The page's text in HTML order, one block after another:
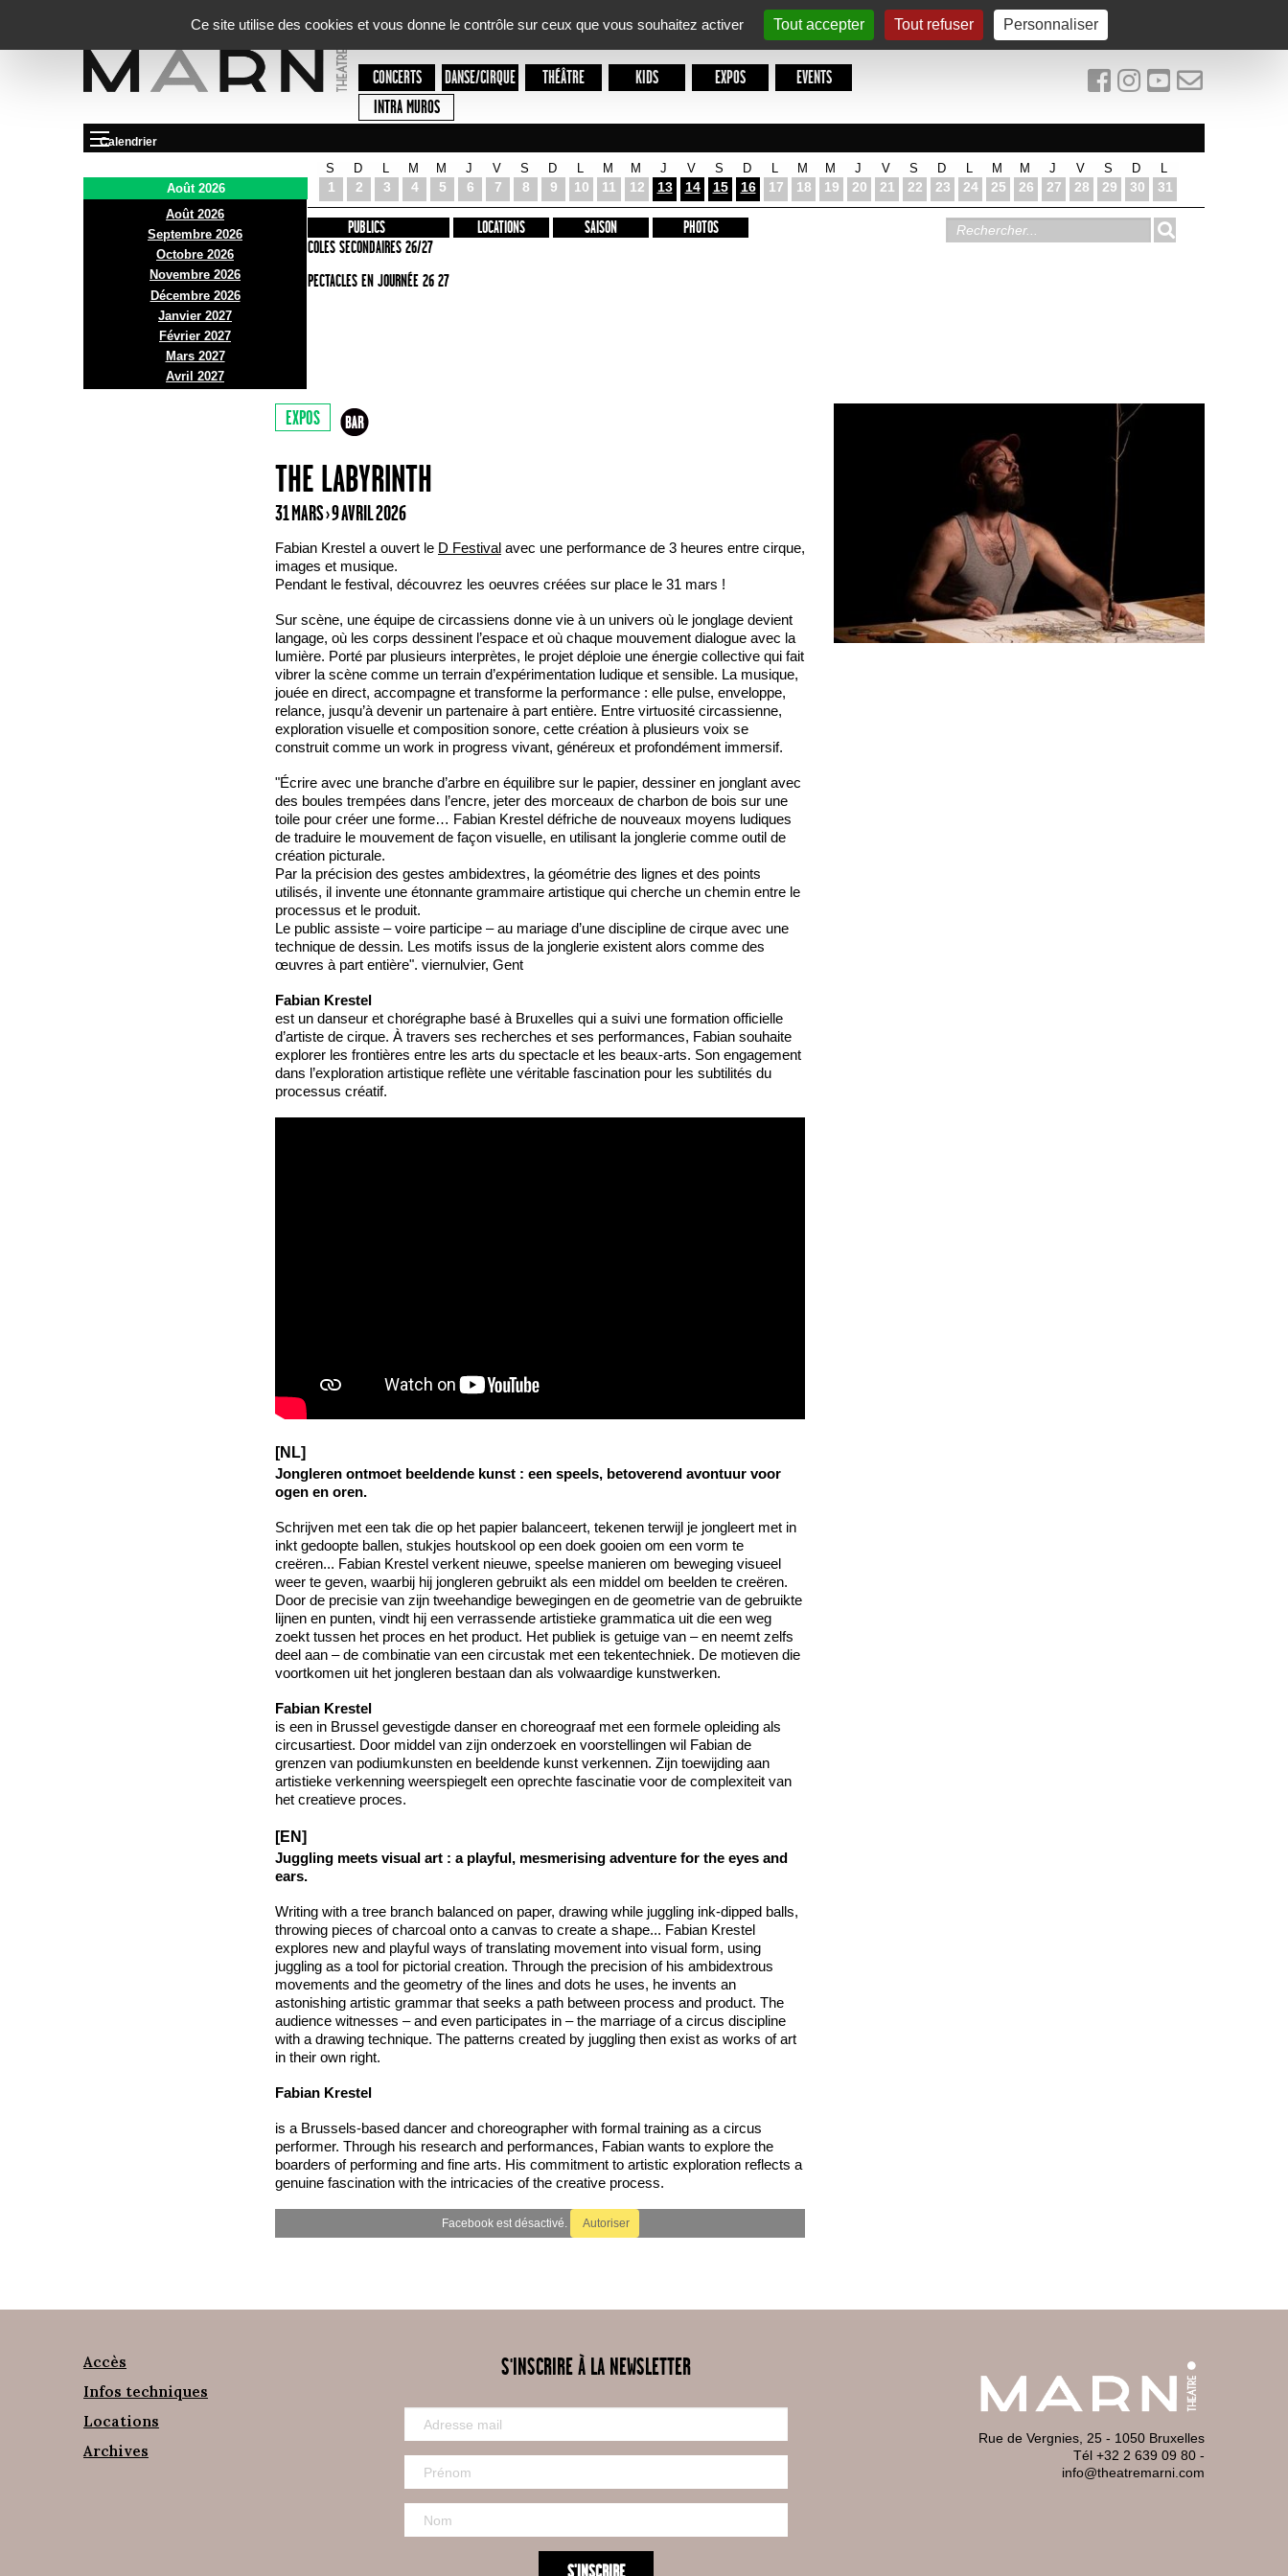
Ce site utilise des cookies et vous donne le contrôle sur ceux que vous souhaitez activer
Tout accepter Tout refuser Personnaliser
CONCERTS DANSE/CIRQUE THÉÂTRE KIDS EXPOS
EVENTS
INTRA MUROS
Calendrier
Août 2026
Août 2026
Septembre 2026
Octobre 2026
Novembre 2026
Décembre 2026
Janvier 2027
Février 2027
Mars 2027
Avril 2027
S
1
D
2 3
M
4
M
5
J
6
V
7
S
8
D
9 10
M
11
M
12
J
13
V
14
S
15
D
16 17
M
18
M
19
J
20
V
21
S
22
D
23 24
M
25
M
26
J
27
V
28
S
29
D
30 31
PRÉSENTATION
INFOS PRATIQUES
ACCES
BAR ET BISTRO
BILLETTERIE
PUBLICS
ECOLES SECONDAIRES 26/27
SPECTACLES EN JOURNÉE 26 27
LOCATIONS SAISON PHOTOS
EXPOS
THE LABYRINTH
31 MARS › 9 AVRIL 2026
Fabian Krestel a ouvert le D Festival avec une performance de 3 heures entre cirque,
images et musique.
Pendant le festival, découvrez les oeuvres créées sur place le 31 mars !
Sur scène, une équipe de circassiens donne vie à un univers où le jonglage devient
langage, où les corps dessinent l’espace et où chaque mouvement dialogue avec la
lumière. Porté par plusieurs interprètes, le projet déploie une énergie collective qui fait
vibrer la scène comme un terrain d’expérimentation ludique et sensible. La musique,
jouée en direct, accompagne et transforme la performance : elle pulse, enveloppe,
relance, jusqu’à devenir un partenaire à part entière. Entre virtuosité circassienne,
exploration visuelle et composition sonore, cette création à plusieurs voix se
construit comme un work in progress vivant, généreux et profondément immersif.
"Écrire avec une branche d’arbre en équilibre sur le papier, dessiner en jonglant avec
des boules trempées dans l’encre, jeter des morceaux de charbon de bois sur une
toile pour créer une forme… Fabian Krestel défriche de nouveaux moyens ludiques
de traduire le mouvement de façon visuelle, en utilisant la jonglerie comme outil de
création picturale.
Par la précision des gestes ambidextres, la géométrie des lignes et des points
utilisés, il invente une étonnante grammaire artistique qui cherche un chemin entre le
processus et le produit.
Le public assiste – voire participe – au mariage d’une discipline de cirque avec une
technique de dessin. Les motifs issus de la jonglerie existent alors comme des
œuvres à part entière". viernulvier, Gent
Fabian Krestel
est un danseur et chorégraphe basé à Bruxelles qui a suivi une formation officielle
d’artiste de cirque. À travers ses recherches et ses performances, Fabian souhaite
explorer les frontières entre les arts du spectacle et les beaux-arts. Son engagement
dans l’exploration artistique reflète une véritable fascination pour les subtilités du
processus créatif.
[NL]
Jongleren ontmoet beeldende kunst : een speels, betoverend avontuur voor
ogen en oren.
Schrijven met een tak die op het papier balanceert, tekenen terwijl je jongleert met in
inkt gedoopte ballen, stukjes houtskool op een doek gooien om een vorm te
creëren... Fabian Krestel verkent nieuwe, speelse manieren om beweging visueel
weer te geven, waarbij hij jongleren gebruikt als een middel om beelden te creëren.
Door de precisie van zijn tweehandige bewegingen en de geometrie van de gebruikte
lijnen en punten, vindt hij een verrassende artistieke grammatica uit die een weg
zoekt tussen het proces en het product. Het publiek is getuige van – en neemt zelfs
deel aan – de combinatie van een circustak met een tekentechniek. De motieven die
voortkomen uit het jongleren bestaan dan als volwaardige kunstwerken.
Fabian Krestel
is een in Brussel gevestigde danser en choreograaf met een formele opleiding als
circusartiest. Door middel van zijn onderzoek en voorstellingen wil Fabian de
grenzen van podiumkunsten en beeldende kunst verkennen. Zijn toewijding aan
artistieke verkenning weerspiegelt een oprechte fascinatie voor de complexiteit van
het creatieve proces.
[EN]
Juggling meets visual art : a playful, mesmerising adventure for the eyes and
ears.
Writing with a tree branch balanced on paper, drawing while juggling ink-dipped balls,
throwing pieces of charcoal onto a canvas to create a shape... Fabian Krestel
explores new and playful ways of translating movement into visual form, using
juggling as a tool for pictorial creation. Through the precision of his ambidextrous
movements and the geometry of the lines and dots he uses, he invents an
astonishing artistic grammar that seeks a path between process and product. The
audience witnesses – and even participates in – the marriage of a circus discipline
with a drawing technique. The patterns created by juggling then exist as works of art
in their own right.
Fabian Krestel
is a Brussels-based dancer and choreographer with formal training as a circus
performer. Through his research and performances, Fabian wants to explore the
boarders of performing and fine arts. His commitment to artistic exploration reflects a
genuine fascination with the intricacies of the creative process.
Facebook est désactivé. Autoriser
Accès
Infos techniques
Locations
Archives
S'INSCRIRE À LA NEWSLETTER
Rue de Vergnies, 25 - 1050 Bruxelles
Tél +32 2 639 09 80 -
info@theatremarni.com